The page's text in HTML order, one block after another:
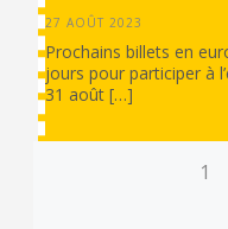
27 AOÛT 2023
Prochains billets en
jours pour participer à
31 août […]
1